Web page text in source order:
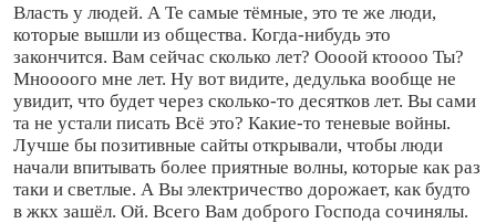
Власть у людей. А Те самые тёмные, это те же люди,
которые вышли из общества. Когда-нибудь это
закончится. Вам сейчас сколько лет? Оооой ктоооо Ты?
Мноооого мне лет. Ну вот видите, дедулька вообще не
увидит, что будет через сколько-то десятков лет. Вы сами
та не устали писать Всё это? Какие-то теневые войны.
Лучше бы позитивные сайты открывали, чтобы люди
начали впитывать более приятные волны, которые как раз
таки и светлые. А Вы электричество дорожает, как будто
в жкх зашёл. Ой. Всего Вам доброго Господа сочинялы.